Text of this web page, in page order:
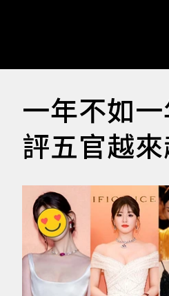
一年不如
評五官越來